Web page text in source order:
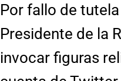
Por fallo de
Presidente de la
invocar figuras